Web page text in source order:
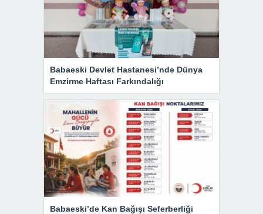
Babaeski Devlet Hastanesi’nde Dünya
Emzirme Haftası Farkındalığı
Babaeski’de Kan Bağışı Seferberliği